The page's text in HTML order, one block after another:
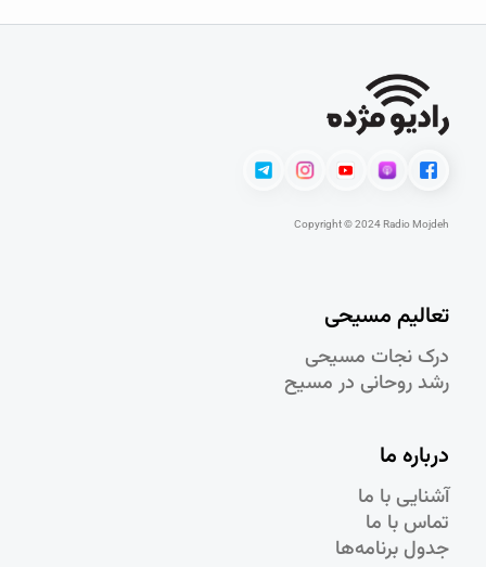
Copyright © 2024 Radio Mojdeh
تعالیم مسیحی
درک نجات مسيحی
رشد روحانی در مسيح
درباره ما
آشنایی با ما
تماس با ما
جدول برنامه‌ها